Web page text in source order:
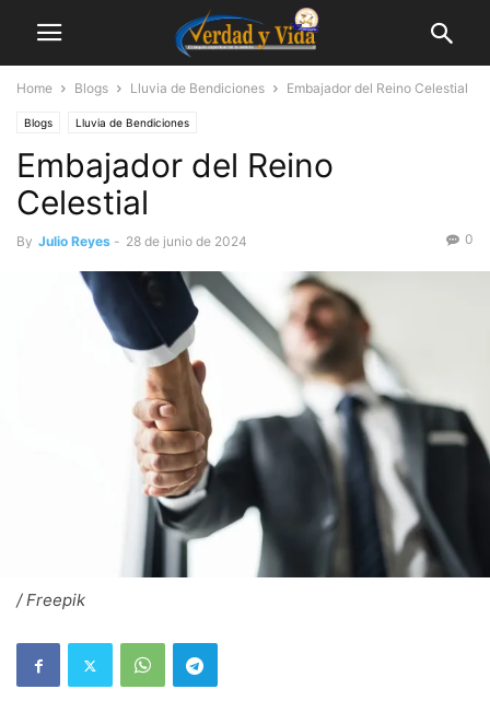
Home Blogs Lluvia de Bendiciones Embajador del Reino Celestial
Blogs Lluvia de Bendiciones
Embajador del Reino
Celestial
By Julio Reyes - 28 de junio de 2024 0
/ Freepik